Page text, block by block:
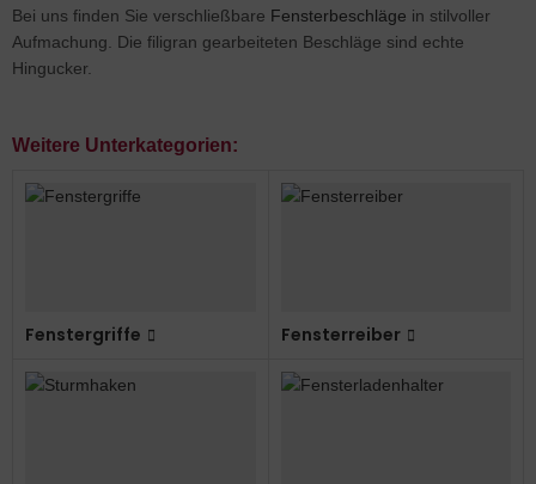
Bei uns finden Sie verschließbare Fensterbeschläge in stilvoller
Aufmachung. Die filigran gearbeiteten Beschläge sind echte
Hingucker.
Weitere Unterkategorien:
Fenstergriffe Fensterreiber